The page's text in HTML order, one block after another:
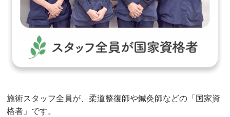
施術スタッフ全員が、柔道整復師や鍼灸師などの「国家資
格者」です。